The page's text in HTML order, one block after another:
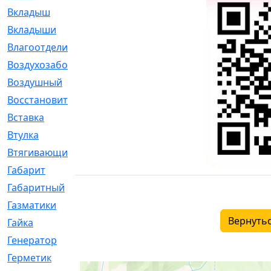
Вкладыш
Вкладыши
Влагоотделитель
Воздухозаборник
Воздушный
Восстановительный
Вставка
Втулка
Втягивающий
Габарит
Габаритный
Газматики
Гайка
Генератор
Герметик
[15]